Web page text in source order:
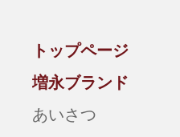
トップページ
増永ブランド
あいさつ